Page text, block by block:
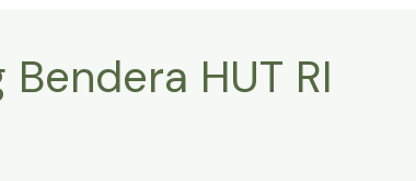
Bendera HUT RI